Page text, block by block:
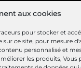
aux cookies
pour stocker et
ce site, pour mesure
personnalisé et
les produits, Vous
AtelierD
88200
03 29 22 34